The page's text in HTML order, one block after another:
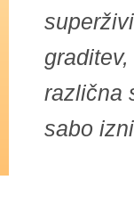
različna
sabo